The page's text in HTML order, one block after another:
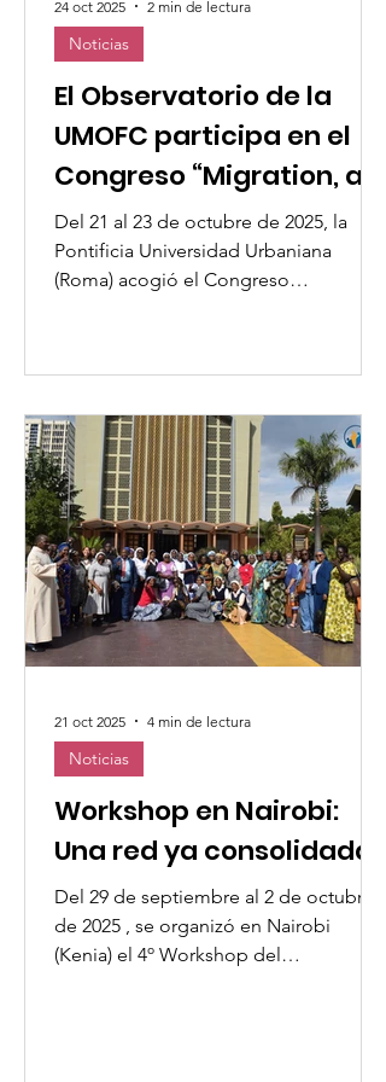
El Observatorio de la
UMOFC participa en el
Congreso “Migration, a
Pilgrimage of Hope”
Del 21 al 23 de octubre de 2025, la
Pontificia Universidad Urbaniana
(Roma) acogió el Congreso
migrantes y organizaciones de la
sociedad civil para reflexionar sobre la
migración como un fenómeno
teológico, social y humano. El evento
fue organizado por el Scalabrini
International Migration Institute (SIMI),
la Universidad de Notre Dame y la P
Noticias
24 oct 2025 2 min de lectura
Workshop en Nairobi:
Una red ya consolidada
Del 29 de septiembre al 2 de octubre
de 2025 , se organizó en Nairobi
(Kenia) el 4º Workshop del
Noticias
21 oct 2025 4 min de lectura